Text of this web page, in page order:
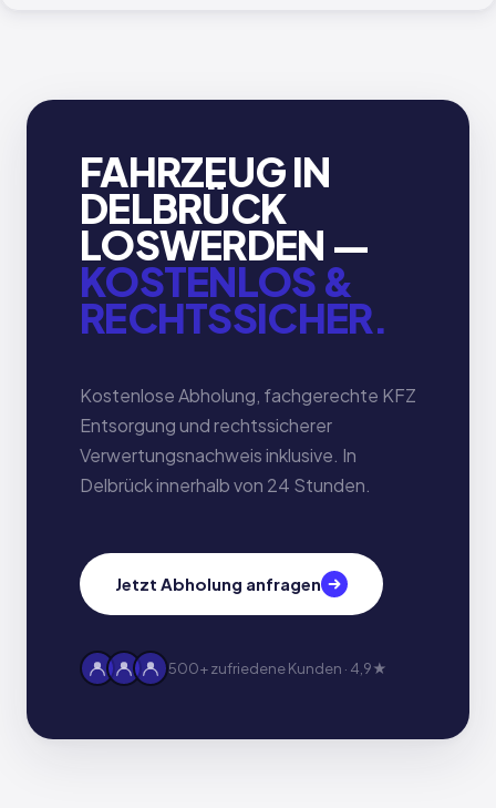
FAHRZEUG IN
DELBRÜCK
LOSWERDEN —
KOSTENLOS &
RECHTSSICHER.
Kostenlose Abholung, fachgerechte KFZ
Entsorgung und rechtssicherer
Verwertungsnachweis inklusive. In
Delbrück innerhalb von 24 Stunden.
Jetzt Abholung anfragen
500+ zufriedene Kunden · 4,9★